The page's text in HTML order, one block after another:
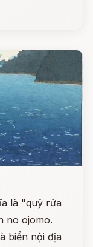
là "quỷ rửa
no ojomo.
biển nội địa